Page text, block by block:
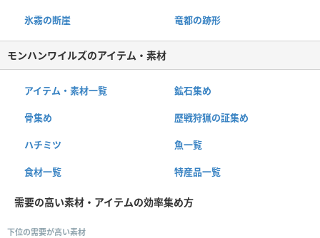
氷霧の断崖 竜都の跡形
モンハンワイルズのアイテム・素材
アイテム・素材一覧 鉱石集め
骨集め 歴戦狩猟の証集め
ハチミツ 魚一覧
食材一覧 特産品一覧
需要の高い素材・アイテムの効率集め方
下位の需要が高い素材